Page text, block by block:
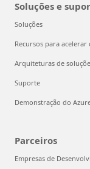
Soluções e
Soluções
Recursos para acelerar
Arquiteturas de
Suporte
Demonstração do
Parceiros
Empresas de